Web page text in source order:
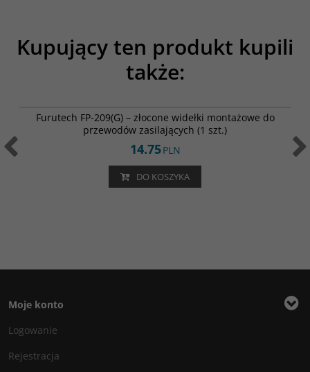
Kupujący ten produkt kupili
także:
Furutech FP-209(G) – złocone widełki montażowe do
przewodów zasilających (1 szt.)
14.75PLN
DO KOSZYKA
Moje konto
Logowanie
Rejestracja